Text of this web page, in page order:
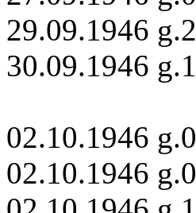
29.09.1946
30.09.1946
02.10.1946
02.10.1946